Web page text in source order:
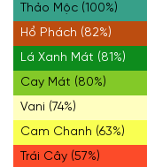
Thảo Mộc (100%)
Hổ Phách (82%)
Lá Xanh Mát (81%)
Cay Mát (80%)
Vani (74%)
Cam Chanh (63%)
Trái Cây (57%)